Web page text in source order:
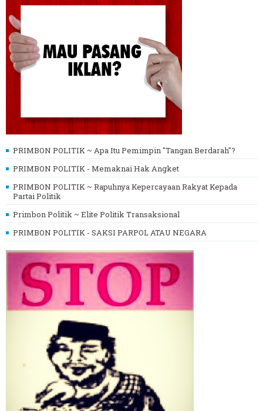
PRIMBON POLITIK ~ Apa Itu Pemimpin "Tangan Berdarah"?
PRIMBON POLITIK - Memaknai Hak Angket
PRIMBON POLITIK ~ Rapuhnya Kepercayaan Rakyat Kepada
Partai Politik
Primbon Politik ~ Elite Politik Transaksional
PRIMBON POLITIK - SAKSI PARPOL ATAU NEGARA